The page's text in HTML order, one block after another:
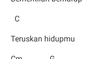
C
Teruskan hidupmu